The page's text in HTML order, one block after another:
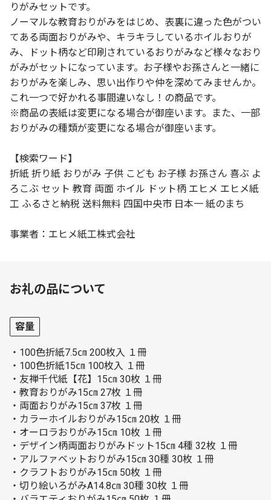
りがみセットです。
ノーマルな教育おりがみをはじめ、表裏に違った色がつい
てある両面おりがみや、キラキラしているホイルおりが
み、ドット柄など印刷されているおりがみなど様々なおり
がみがセットになっています。お子様やお孫さんと一緒に
おりがみを楽しみ、思い出作りや仲を深めてみませんか。
これ一つで好かれる事間違いなし！の商品です。
※商品の表紙は変更になる場合が御座います。また、一部
おりがみの種類が変更になる場合が御座います。
【検索ワード】
折紙 折り紙 おりがみ 子供 こども お子様 お孫さん 喜ぶ よ
ろこぶ セット 教育 両面 ホイル ドット柄 エヒメ エヒメ紙
工 ふるさと納税 送料無料 四国中央市 日本一 紙のまち
事業者：エヒメ紙工株式会社
お礼の品について
容量
・100色折紙7.5㎝ 200枚入 １冊
・100色折紙15㎝ 100枚入 １冊
・友禅千代紙【花】15㎝ 30枚 １冊
・教育おりがみ15㎝ 27枚 １冊
・両面おりがみ15㎝ 37枚 １冊
・カラーホイルおりがみ15㎝ 20枚 １冊
・オーロラおりがみ15㎝ 10枚 １冊
・デザイン柄両面おりがみドット15㎝ 4種 32枚 １冊
・アルファベットおりがみ15㎝ 30種 30枚 １冊
・クラフトおりがみ15㎝ 50枚 １冊
・切り絵いろがみA14.8㎝ 30種 30枚 １冊